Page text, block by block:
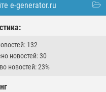
e-generator.ru
132
новостей: 30
новостей: 23%